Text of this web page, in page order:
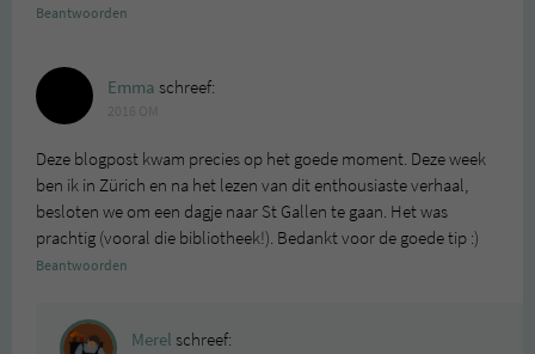
Beantwoorden
Emma schreef:
Deze blogpost kwam precies op het goede moment. Deze week
ben ik in Zürich en na het lezen van dit enthousiaste verhaal,
besloten we om een dagje naar St Gallen te gaan. Het was
prachtig (vooral die bibliotheek!). Bedankt voor de goede tip :)
Beantwoorden
Merel schreef: